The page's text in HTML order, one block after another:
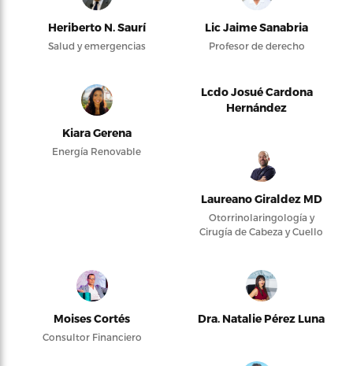
Heriberto N. Saurí
Salud y emergencias
Lic Jaime Sanabria
Profesor de derecho
Kiara Gerena
Energía Renovable
Lcdo Josué Cardona
Hernández
Laureano Giraldez MD
Otorrinolaringología y
Cirugía de Cabeza y Cuello
Moises Cortés
Consultor Financiero
Dra. Natalie Pérez Luna